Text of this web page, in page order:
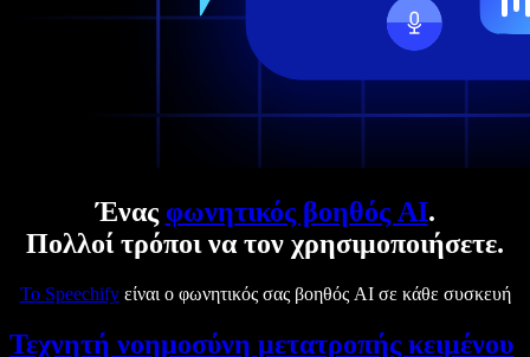
Ένας φωνητικός βοηθός AI.
Πολλοί τρόποι να τον χρησιμοποιήσετε.
Το Speechifyείναι ο φωνητικός σας βοηθός AI σε κάθε συσκευή
Τεχνητή νοημοσύνη μετατροπής κειμένου